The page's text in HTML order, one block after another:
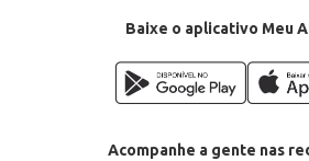
Baixe o aplicativo Meu
Acompanhe a gente nas